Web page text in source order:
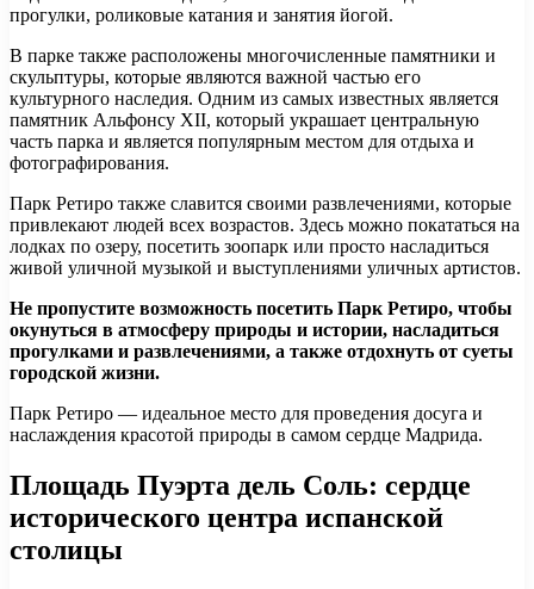
прогулки, роликовые катания и занятия йогой.
В парке также расположены многочисленные памятники и
скульптуры, которые являются важной частью его
культурного наследия. Одним из самых известных является
памятник Альфонсу XII, который украшает центральную
часть парка и является популярным местом для отдыха и
фотографирования.
Парк Ретиро также славится своими развлечениями, которые
привлекают людей всех возрастов. Здесь можно покататься на
лодках по озеру, посетить зоопарк или просто насладиться
живой уличной музыкой и выступлениями уличных артистов.
Не пропустите возможность посетить Парк Ретиро, чтобы
окунуться в атмосферу природы и истории, насладиться
прогулками и развлечениями, а также отдохнуть от суеты
городской жизни.
Парк Ретиро — идеальное место для проведения досуга и
наслаждения красотой природы в самом сердце Мадрида.
Площадь Пуэрта дель Соль: сердце
исторического центра испанской
столицы